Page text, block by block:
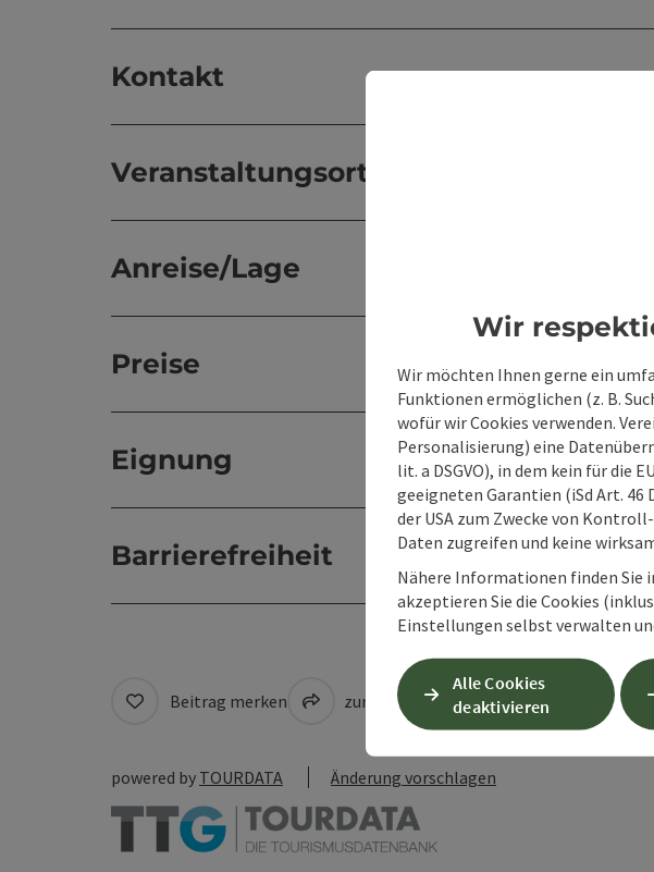
Kontakt
Veranstaltungsort
Anreise/Lage
Preise
Eignung
Barrierefreiheit
Beitrag merken zum Merkzettel PDF erstellen
powered by TOURDATA Änderung vorschlagen
Wir
Wir möchten Ihnen gerne ein
Funktionen ermöglichen (z. B.
wofür wir Cookies verwenden.
Personalisierung) eine
lit. a DSGVO), in dem kein für die
geeigneten Garantien (iSd Art. 46
der USA zum Zwecke von
Daten zugreifen und keine
Nähere Informationen finden Sie
akzeptieren Sie die Cookies
Einstellungen selbst verwalten
Alle Cookies
deaktivieren